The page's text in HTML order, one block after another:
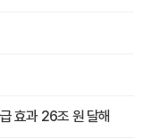
효과 26조 원 달해